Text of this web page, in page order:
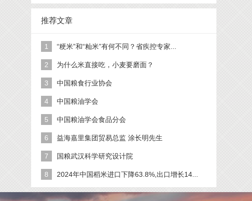
推荐文章
1 “粳米”和“籼米”有何不同？省疾控专家...
2 为什么米直接吃，小麦要磨面？
3 中国粮食行业协会
4 中国粮油学会
5 中国粮油学会食品分会
6 益海嘉里集团贸易总监 涂长明先生
7 国粮武汉科学研究设计院
8 2024年中国稻米进口下降63.8%,出口增长14...